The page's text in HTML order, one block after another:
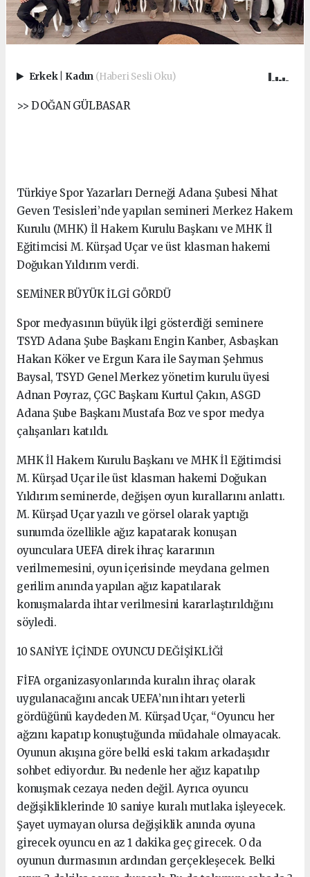
Erkek Kadın (Haberi Sesli Oku)
>> DOĞAN GÜLBASAR
Türkiye Spor Yazarları Derneği Adana Şubesi Nihat
Geven Tesisleri’nde yapılan semineri Merkez Hakem
Kurulu (MHK) İl Hakem Kurulu Başkanı ve MHK İl
Eğitimcisi M. Kürşad Uçar ve üst klasman hakemi
Doğukan Yıldırım verdi.
SEMİNER BÜYÜK İLGİ GÖRDÜ
Spor medyasının büyük ilgi gösterdiği seminere
TSYD Adana Şube Başkanı Engin Kanber, Asbaşkan
Hakan Köker ve Ergun Kara ile Sayman Şehmus
Baysal, TSYD Genel Merkez yönetim kurulu üyesi
Adnan Poyraz, ÇGC Başkanı Kurtul Çakın, ASGD
Adana Şube Başkanı Mustafa Boz ve spor medya
çalışanları katıldı.
MHK İl Hakem Kurulu Başkanı ve MHK İl Eğitimcisi
M. Kürşad Uçar ile üst klasman hakemi Doğukan
Yıldırım seminerde, değişen oyun kurallarını anlattı.
M. Kürşad Uçar yazılı ve görsel olarak yaptığı
sunumda özellikle ağız kapatarak konuşan
oyunculara UEFA direk ihraç kararının
verilmemesini, oyun içerisinde meydana gelmen
gerilim anında yapılan ağız kapatılarak
konuşmalarda ihtar verilmesini kararlaştırıldığını
söyledi.
10 SANİYE İÇİNDE OYUNCU DEĞİŞİKLİĞİ
FİFA organizasyonlarında kuralın ihraç olarak
uygulanacağını ancak UEFA’nın ihtarı yeterli
gördüğünü kaydeden M. Kürşad Uçar, “Oyuncu her
ağzını kapatıp konuştuğunda müdahale olmayacak.
Oyunun akışına göre belki eski takım arkadaşıdır
sohbet ediyordur. Bu nedenle her ağız kapatılıp
konuşmak cezaya neden değil. Ayrıca oyuncu
değişikliklerinde 10 saniye kuralı mutlaka işleyecek.
Şayet uymayan olursa değişiklik anında oyuna
girecek oyuncu en az 1 dakika geç girecek. O da
oyunun durmasının ardından gerçekleşecek. Belki